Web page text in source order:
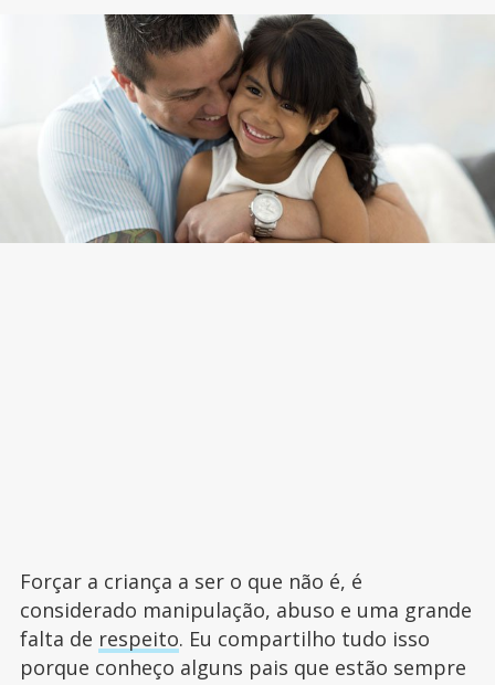
Forçar a criança a ser o que não é, é
considerado manipulação, abuso e uma grande
falta de respeito. Eu compartilho tudo isso
porque conheço alguns pais que estão sempre